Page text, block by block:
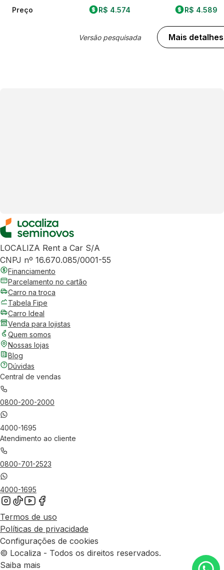
Preço R$ 4.574
Versão pesquisada
R$ 4.589
Mais detalhes
LOCALIZA Rent a Car S/A
CNPJ nº 16.670.085/0001-55
Financiamento
Parcelamento no cartão
Carro na troca
Tabela Fipe
Carro Ideal
Venda para lojistas
Quem somos
Nossas lojas
Blog
Dúvidas
Central de vendas
0800-200-2000
4000-1695
Atendimento ao cliente
0800-701-2523
4000-1695
Termos de uso
Políticas de privacidade
Configurações de cookies
© Localiza - Todos os direitos reservados.
Saiba mais